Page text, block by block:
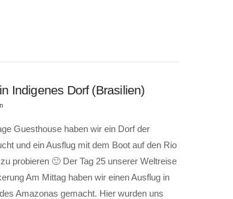
Indigenes Dorf (Brasilien)
Guesthouse haben wir ein Dorf der
und ein Ausflug mit dem Boot auf den Rio
probieren 🙂 Der Tag 25 unserer Weltreise
Am Mittag haben wir einen Ausflug in
Amazonas gemacht. Hier wurden uns